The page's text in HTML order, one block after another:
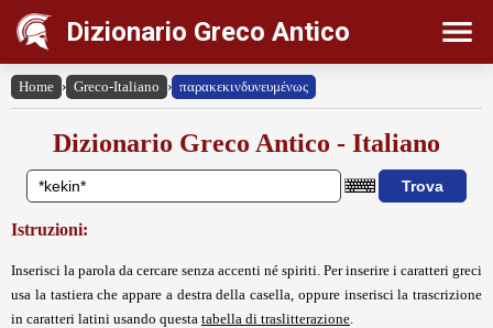
Dizionario Greco Antico
Home › Greco-Italiano › παρακεκινδυνευμένως
Dizionario Greco Antico - Italiano
Istruzioni:
Inserisci la parola da cercare senza accenti né spiriti. Per inserire i caratteri greci
usa la tastiera che appare a destra della casella, oppure inserisci la trascrizione
in caratteri latini usando questa tabella di traslitterazione